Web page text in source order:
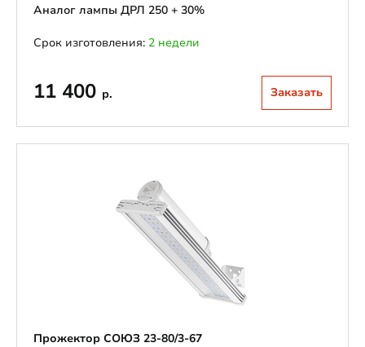
Аналог лампы ДРЛ 250 + 30%
Срок изготовления: 2 недели
11 400 р. Заказать
Прожектор СОЮЗ 23-80/3-67